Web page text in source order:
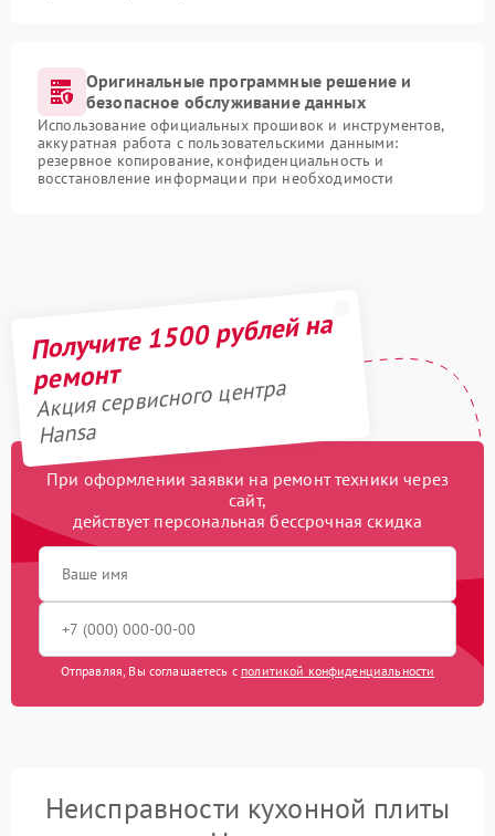
Оригинальные программные решение и
безопасное обслуживание данных
Использование официальных прошивок и инструментов,
аккуратная работа с пользовательскими данными:
резервное копирование, конфиденциальность и
восстановление информации при необходимости
Получите 1500 рублей на
ремонт
Акция сервисного центра
Hansa
При оформлении заявки на ремонт техники через
сайт,
действует персональная бессрочная скидка
Отправляя, Вы соглашаетесь с политикой конфиденциальности
Неисправности кухонной плиты